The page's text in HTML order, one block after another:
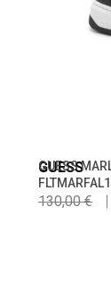
GUESS
GUESS
130,00 €